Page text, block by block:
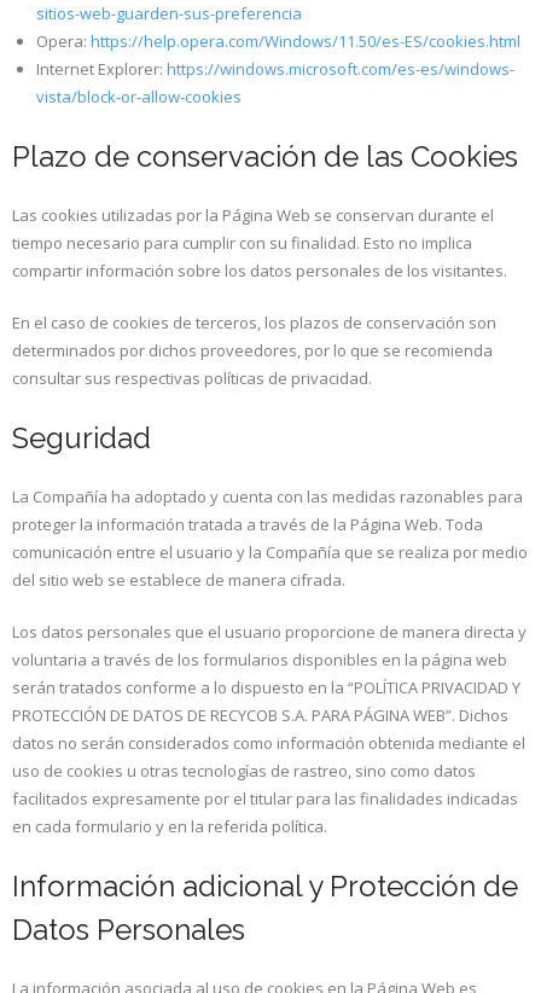
sitios-web-guarden-sus-preferencia
Opera: https://help.opera.com/Windows/11.50/es-ES/cookies.html
Internet Explorer: https://windows.microsoft.com/es-es/windows-
vista/block-or-allow-cookies
Plazo de conservación de las Cookies
Las cookies utilizadas por la Página Web se conservan durante el
tiempo necesario para cumplir con su finalidad. Esto no implica
compartir información sobre los datos personales de los visitantes.
En el caso de cookies de terceros, los plazos de conservación son
determinados por dichos proveedores, por lo que se recomienda
consultar sus respectivas políticas de privacidad.
Seguridad
La Compañía ha adoptado y cuenta con las medidas razonables para
proteger la información tratada a través de la Página Web. Toda
comunicación entre el usuario y la Compañía que se realiza por medio
del sitio web se establece de manera cifrada.
Los datos personales que el usuario proporcione de manera directa y
voluntaria a través de los formularios disponibles en la página web
serán tratados conforme a lo dispuesto en la “POLÍTICA PRIVACIDAD Y
PROTECCIÓN DE DATOS DE RECYCOB S.A. PARA PÁGINA WEB”. Dichos
datos no serán considerados como información obtenida mediante el
uso de cookies u otras tecnologías de rastreo, sino como datos
facilitados expresamente por el titular para las finalidades indicadas
en cada formulario y en la referida política.
Información adicional y Protección de
Datos Personales
La información asociada al uso de cookies en la Página Web es